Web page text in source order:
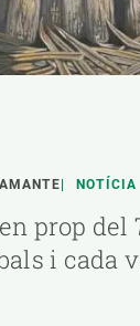
NOTÍCIA
prop del
i cada